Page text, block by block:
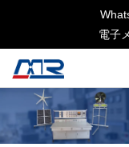
電子